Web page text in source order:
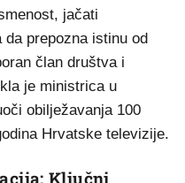
jačati
prepozna istinu od
član društva i
je ministrica u
obilježavanja 100
Hrvatske televizije.
Ključni